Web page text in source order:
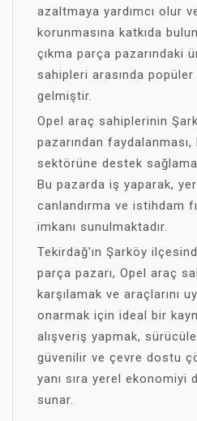
azaltmaya yardımcı olur
korunmasına katkıda
çıkma parça pazarındaki
sahipleri arasında
gelmiştir.
Opel araç sahiplerinin
pazarından
sektörüne destek
Bu pazarda iş yaparak,
canlandırma ve istihdam
imkanı sunulmaktadır.
Tekirdağ'ın Şarköy
parça pazarı, Opel araç
karşılamak ve araçlarını
onarmak için ideal bir
alışveriş yapmak,
güvenilir ve çevre dostu
yanı sıra yerel ekonomiyi
sunar.